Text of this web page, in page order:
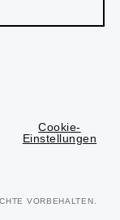
Cookie-
Einstellungen
VORBEHALTEN.